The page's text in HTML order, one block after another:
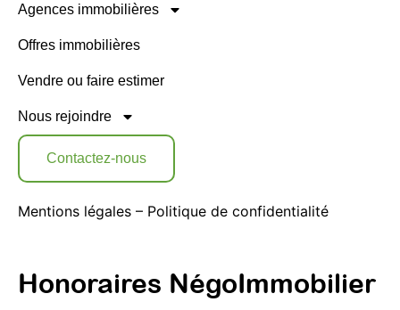
Agences immobilières
Offres immobilières
Vendre ou faire estimer
Nous rejoindre
Contactez-nous
Mentions légales – Politique de confidentialité
Honoraires NégoImmobilier